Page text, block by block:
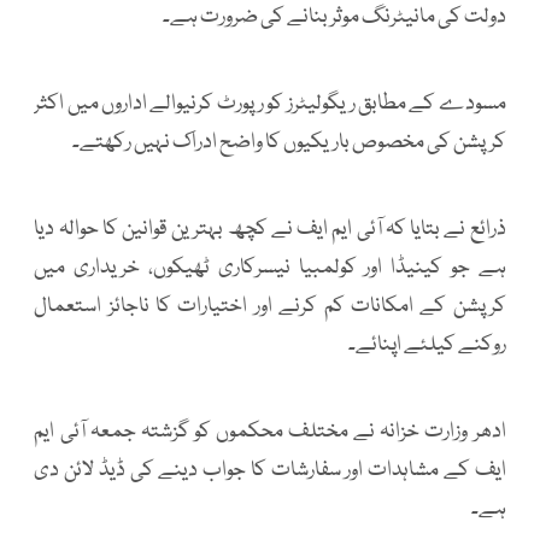
دولت کی مانیٹرنگ موثر بنانے کی ضرورت ہے۔
مسودے کے مطابق ریگولیٹرز کو رپورٹ کرنیوالے اداروں میں اکثر
کرپشن کی مخصوص باریکیوں کا واضح ادراک نہیں رکھتے۔
ذرائع نے بتایا کہ آئی ایم ایف نے کچھ بہترین قوانین کا حوالہ دیا
ہے جو کینیڈا اور کولمبیا نیسرکاری ٹھیکوں، خریداری میں
کرپشن کے امکانات کم کرنے اور اختیارات کا ناجائز استعمال
روکنے کیلئے اپنائے۔
ادھر وزارت خزانہ نے مختلف محکموں کو گزشتہ جمعہ آئی ایم
ایف کے مشاہدات اور سفارشات کا جواب دینے کی ڈیڈ لائن دی
ہے۔